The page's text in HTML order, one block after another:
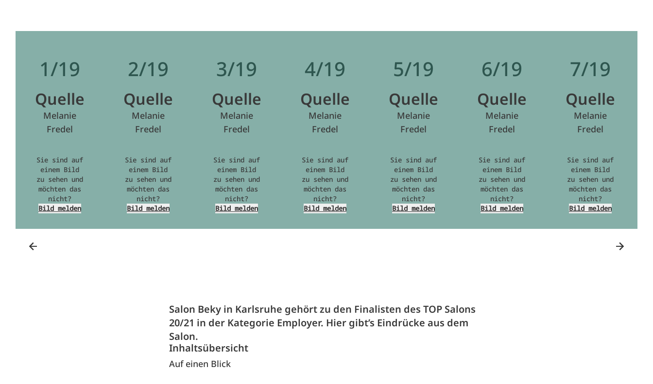
1/19
Quelle
Melanie
Fredel
Sie sind auf
einem Bild
zu sehen und
möchten das
nicht?
Bild melden
2/19
Quelle
Melanie
Fredel
Sie sind auf
einem Bild
zu sehen und
möchten das
nicht?
Bild melden
3/19
Quelle
Melanie
Fredel
Sie sind auf
einem Bild
zu sehen und
möchten das
nicht?
Bild melden
4/19
Quelle
Melanie
Fredel
Sie sind auf
einem Bild
zu sehen und
möchten das
nicht?
Bild melden
5/19
Quelle
Melanie
Fredel
Sie sind auf
einem Bild
zu sehen und
möchten das
nicht?
Bild melden
6/19
Quelle
Melanie
Fredel
Sie sind auf
einem Bild
zu sehen und
möchten das
nicht?
Bild melden
7/19
Quelle
Melanie
Fredel
Sie sind auf
einem Bild
zu sehen und
möchten das
nicht?
Bild melden
Salon Beky in Karlsruhe gehört zu den Finalisten des TOP Salons
20/21 in der Kategorie Employer. Hier gibt’s Eindrücke aus dem
Salon.
Inhaltsübersicht
Auf einen Blick